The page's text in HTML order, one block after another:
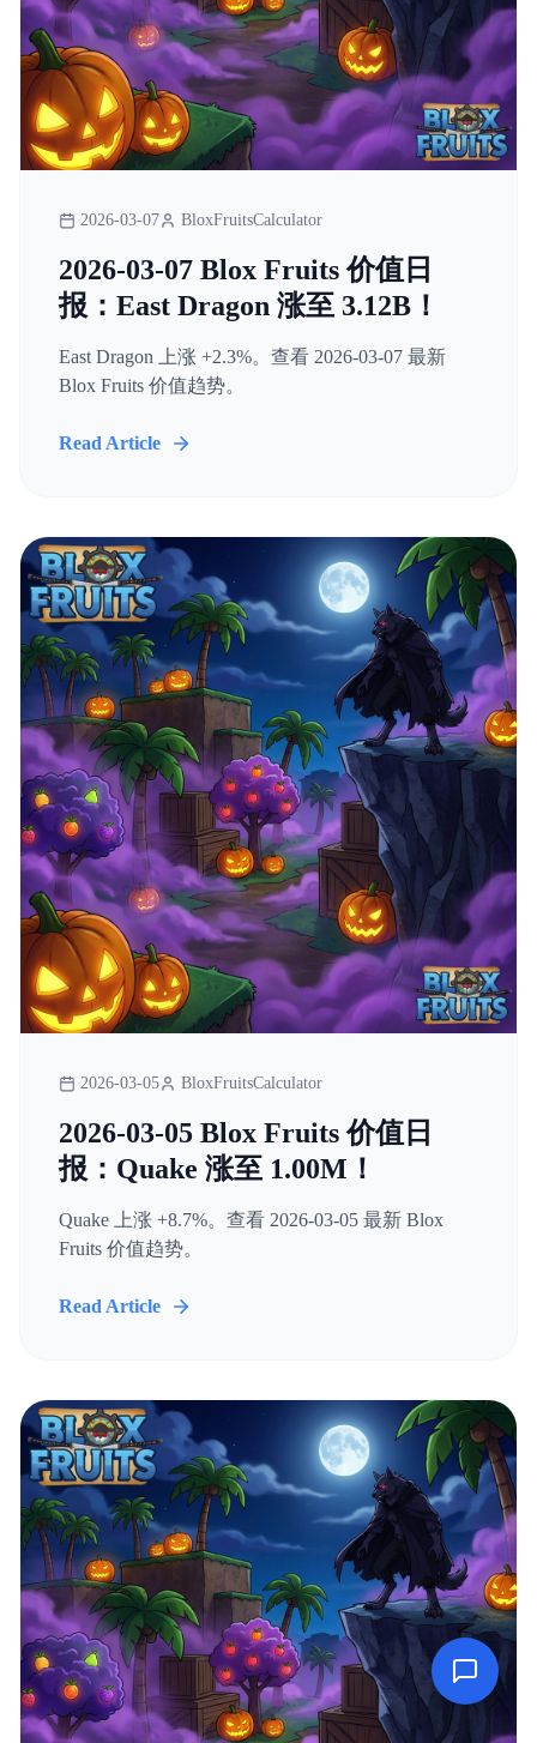
2026-03-07 BloxFruitsCalculator
2026-03-07 Blox Fruits 价值日
报：East Dragon 涨至 3.12B！
East Dragon 上涨 +2.3%。查看 2026-03-07 最新
Blox Fruits 价值趋势。
Read Article
2026-03-05 BloxFruitsCalculator
2026-03-05 Blox Fruits 价值日
报：Quake 涨至 1.00M！
Quake 上涨 +8.7%。查看 2026-03-05 最新 Blox
Fruits 价值趋势。
Read Article